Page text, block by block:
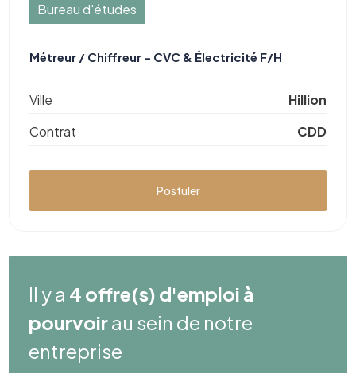
Bureau d'études
Métreur / Chiffreur – CVC & Électricité F/H
Ville
Hillion
Contrat
CDD
Postuler
Il y a 4 offre(s) d'emploi à
pourvoirau sein de notre
entreprise